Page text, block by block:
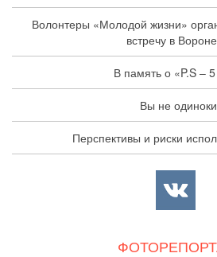
Волонтеры «Молодой жизни»
встречу в
В память о «P.S –
Вы не одиноки
Перспективы и риски